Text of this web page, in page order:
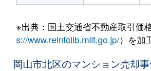
※出典：国土交通省不動産取引価
s://www.reinfolib.mlit.go.jp/）を加
岡山市北区のマンション売却